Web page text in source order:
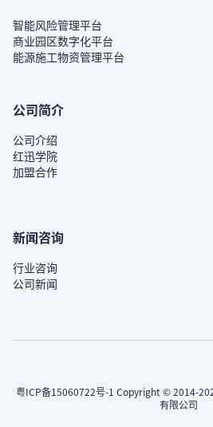
智能风险管理平台
商业园区数字化平台
能源施工物资管理平台
公司简介
公司介绍
红迅学院
加盟合作
新闻咨询
行业咨询
公司新闻
粤ICP备15060722号-1 Copyright © 2014-
有限公司